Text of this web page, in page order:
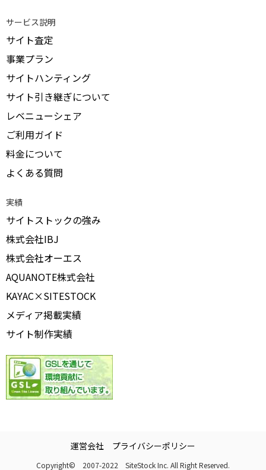
サービス説明
サイト査定
事業プラン
サイトハンティング
サイト引き継ぎについて
レベニューシェア
ご利用ガイド
料金について
よくある質問
実績
サイトストックの強み
株式会社IBJ
株式会社オーエス
AQUANOTE株式会社
KAYAC×SITESTOCK
メディア掲載実績
サイト制作実績
運営会社 プライバシーポリシー
Copyright© 2007-2022 SiteStock Inc. All Right Reserved.